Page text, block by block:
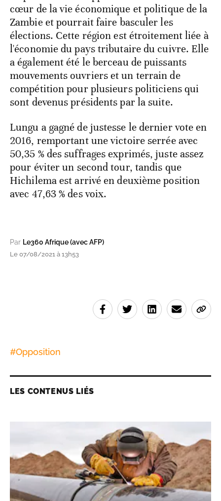
cœur de la vie économique et politique de la
Zambie et pourrait faire basculer les
élections. Cette région est étroitement liée à
l'économie du pays tributaire du cuivre. Elle
a également été le berceau de puissants
mouvements ouvriers et un terrain de
compétition pour plusieurs politiciens qui
sont devenus présidents par la suite.
Lungu a gagné de justesse le dernier vote en
2016, remportant une victoire serrée avec
50,35 % des suffrages exprimés, juste assez
pour éviter un second tour, tandis que
Hichilema est arrivé en deuxième position
avec 47,63 % des voix.
Par Le360 Afrique (avec AFP)
Le 07/08/2021 à 13h53
#Opposition
LES CONTENUS LIÉS